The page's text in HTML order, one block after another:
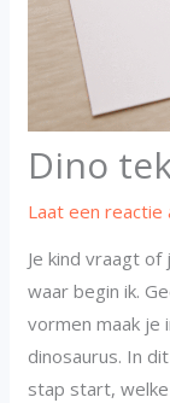
Dino
Laat een reactie
Je kind vraagt
waar begin ik.
vormen maak je
dinosaurus. In
stap start,